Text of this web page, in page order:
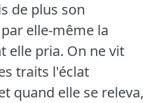
de plus son
elle-même la
elle pria. On ne vit
traits l'éclat
quand elle se releva,